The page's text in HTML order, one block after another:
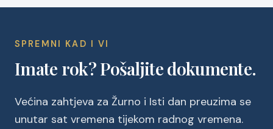
SPREMNI KAD I VI
Imate rok? Pošaljite dokumente.
Većina zahtjeva za Žurno i Isti dan preuzima se
unutar sat vremena tijekom radnog vremena.